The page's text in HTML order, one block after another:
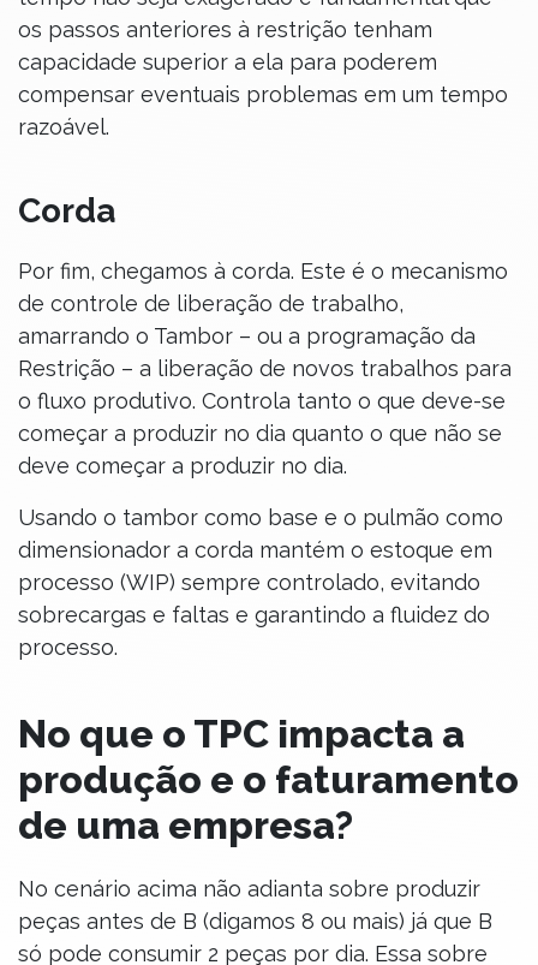
os passos anteriores à restrição tenham
capacidade superior a ela para poderem
compensar eventuais problemas em um tempo
razoável.
Corda
Por fim, chegamos à corda. Este é o mecanismo
de controle de liberação de trabalho,
amarrando o Tambor – ou a programação da
Restrição – a liberação de novos trabalhos para
o fluxo produtivo. Controla tanto o que deve-se
começar a produzir no dia quanto o que não se
deve começar a produzir no dia.
Usando o tambor como base e o pulmão como
dimensionador a corda mantém o estoque em
processo (WIP) sempre controlado, evitando
sobrecargas e faltas e garantindo a fluidez do
processo.
No que o TPC impacta a
produção e o faturamento
de uma empresa?
No cenário acima não adianta sobre produzir
peças antes de B (digamos 8 ou mais) já que B
só pode consumir 2 peças por dia. Essa sobre